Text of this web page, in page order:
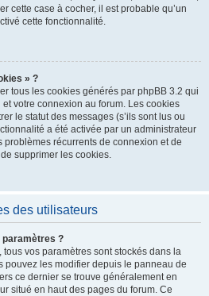
cette case à cocher, il est probable qu’un
cette fonctionnalité.
» ?
tous les cookies générés par phpBB 3.2 qui
votre connexion au forum. Les cookies
le statut des messages (s’ils sont lus ou
a été activée par un administrateur
problèmes récurrents de connexion et de
supprimer les cookies.
des utilisateurs
paramètres ?
vos paramètres sont stockés dans la
pouvez les modifier depuis le panneau de
ce dernier se trouve généralement en
situé en haut des pages du forum. Ce